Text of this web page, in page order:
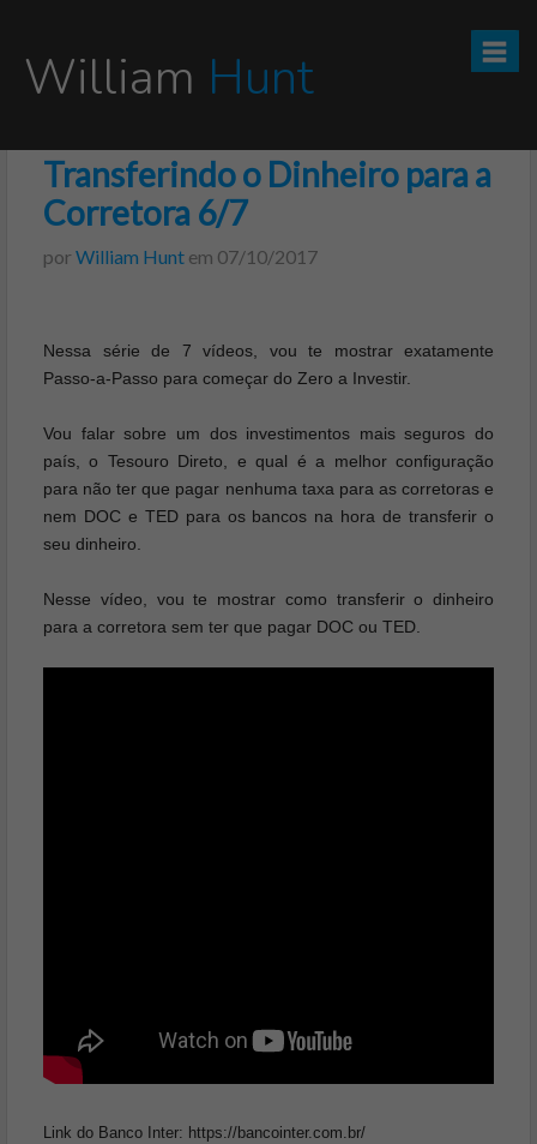
William Hunt
CURSO TESOURO DIRETO PRO
INFOGRÁFICOS
PODCAST
Transferindo o Dinheiro para a
Corretora 6/7
por William Hunt em 07/10/2017
Nessa série de 7 vídeos, vou te mostrar exatamente
Passo-a-Passo para começar do Zero a Investir.
Vou falar sobre um dos investimentos mais seguros do
país, o Tesouro Direto, e qual é a melhor configuração
para não ter que pagar nenhuma taxa para as corretoras e
nem DOC e TED para os bancos na hora de transferir o
seu dinheiro.
Nesse vídeo, vou te mostrar como transferir o dinheiro
para a corretora sem ter que pagar DOC ou TED.
Link do Banco Inter: https://bancointer.com.br/